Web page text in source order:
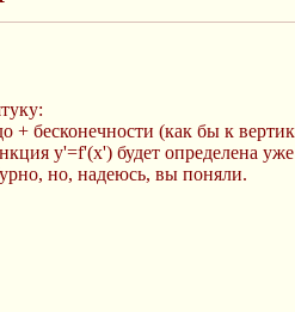
+ бесконечности (как бы к
y'=f'(x') будет определена
но, надеюсь, вы поняли.